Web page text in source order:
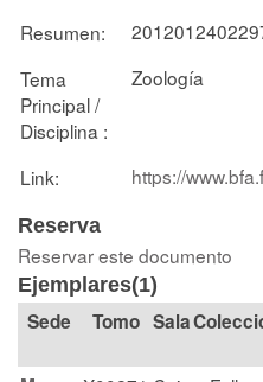
Resumen:
Tema
Principal /
Disciplina :
Zoología
Link: https://
Reserva
Reservar este documento
Ejemplares(1)
Tomo Sala